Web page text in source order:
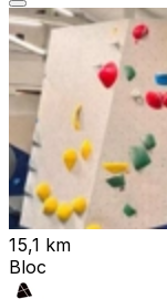
15,1 km
Bloc